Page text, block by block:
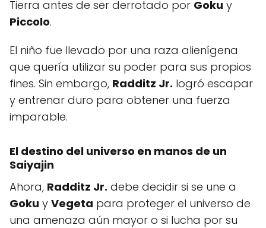
Tierra antes de ser derrotado por Goku y
Piccolo.
El niño fue llevado por una raza alienígena
que quería utilizar su poder para sus propios
fines. Sin embargo, Radditz Jr. logró escapar
y entrenar duro para obtener una fuerza
imparable.
El destino del universo en manos de un
Saiyajin
Ahora, Radditz Jr. debe decidir si se une a
Goku y Vegeta para proteger el universo de
una amenaza aún mayor o si lucha por su